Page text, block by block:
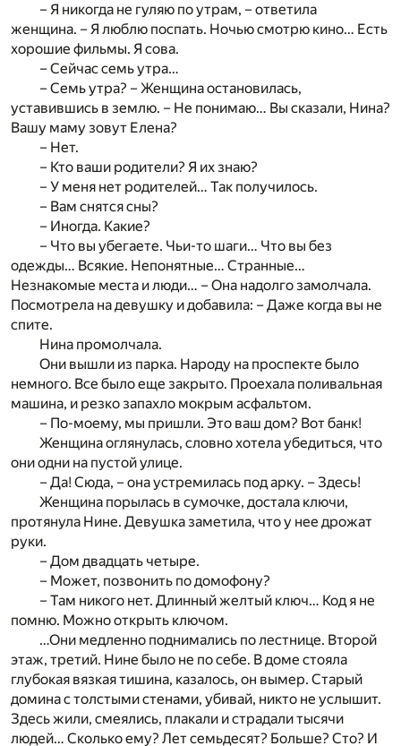
– Я никогда не гуляю по утрам, – ответила
женщина. – Я люблю поспать. Ночью смотрю кино… Есть
хорошие фильмы. Я сова.
– Сейчас семь утра…
– Семь утра? – Женщина остановилась,
уставившись в землю. – Не понимаю… Вы сказали, Нина?
Вашу маму зовут Елена?
– Нет.
– Кто ваши родители? Я их знаю?
– У меня нет родителей… Так получилось.
– Вам снятся сны?
– Иногда. Какие?
– Что вы убегаете. Чьи-то шаги… Что вы без
одежды… Всякие. Непонятные… Странные…
Незнакомые места и люди… – Она надолго замолчала.
Посмотрела на девушку и добавила: – Даже когда вы не
спите.
Нина промолчала.
Они вышли из парка. Народу на проспекте было
немного. Все было еще закрыто. Проехала поливальная
машина, и резко запахло мокрым асфальтом.
– По-моему, мы пришли. Это ваш дом? Вот банк!
Женщина оглянулась, словно хотела убедиться, что
они одни на пустой улице.
– Да! Сюда, – она устремилась под арку. – Здесь!
Женщина порылась в сумочке, достала ключи,
протянула Нине. Девушка заметила, что у нее дрожат
руки.
– Дом двадцать четыре.
– Может, позвонить по домофону?
– Там никого нет. Длинный желтый ключ… Код я не
помню. Можно открыть ключом.
…Они медленно поднимались по лестнице. Второй
этаж, третий. Нине было не по себе. В доме стояла
глубокая вязкая тишина, казалось, он вымер. Старый
домина с толстыми стенами, убивай, никто не услышит.
Здесь жили, смеялись, плакали и страдали тысячи
людей… Сколько ему? Лет семьдесят? Больше? Сто? И